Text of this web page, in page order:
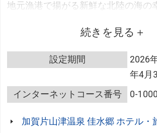
地元漁港で揚がる新鮮な北陸の海の
厳選素材の会席料理をご堪能いただ
りと寛げます。
当館自慢の『スタンダード会席』を
ただけるプランです。
絶景露天風呂と旬の味覚をお楽しみ
■ご夕食 -夏のスタンダード会席2026
続きを見る
設定期間
2026
年4月
インターネットコース番号
0-
加賀片山津温泉 佳水郷 ホテル・